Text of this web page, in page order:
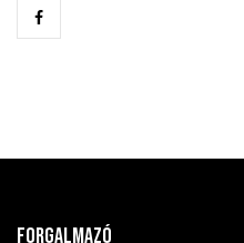
FORGALMAZÓ